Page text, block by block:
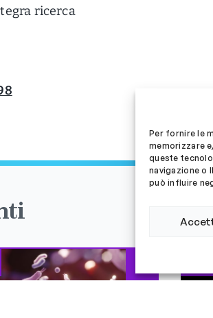
Per fornire le
memorizzare
queste
navigazione o
può influire
ricerca